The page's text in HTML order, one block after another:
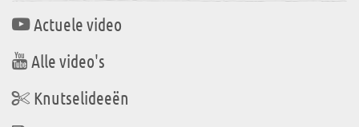
Actuele video
Alle video's
Knutselideeën